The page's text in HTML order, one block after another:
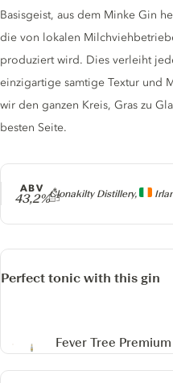
Producer
Clonakilty Distillery,
ABV
43,2%
Basisgeist, aus dem Minke Gin
die von lokalen
produziert wird. Dies verleiht
einzigartige samtige Textur und
wir den ganzen Kreis, Gras zu
besten Seite.
Perfect tonic with this gin
Fever Tree